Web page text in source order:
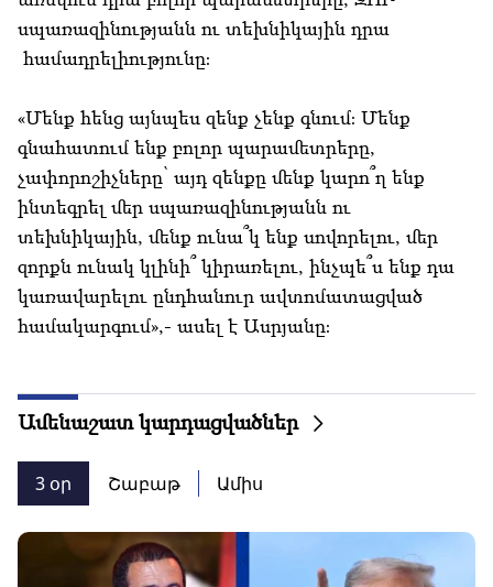
սպառազինությանն ու տեխնիկային դրա
համադրելիությունը։
«Մենք հենց այնպես զենք չենք գնում։ Մենք
գնահատում ենք բոլոր պարամետրերը,
չափորոշիչները՝ այդ զենքը մենք կարո՞ղ ենք
ինտեգրել մեր սպառազինությանն ու
տեխնիկային, մենք ունա՞կ ենք սովորելու, մեր
զորքն ունակ կլինի՞ կիրառելու, ինչպե՞ս ենք դա
կառավարելու ընդհանուր ավտոմատացված
համակարգում»,- ասել է Ասրյանը։
Ամենաշատ կարդացվածներ
3 օր Շաբաթ Ամիս